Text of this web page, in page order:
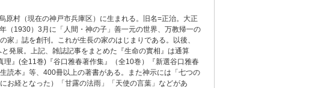
村（現在の神戸市兵庫区）に生まれる。旧名=正治。大正
（1930）3月に「人間・神の子」善一元の世界、万教帰一の
」誌を創刊。これが生長の家のはじまりである。以後、
発展。上記、雑誌記事をまとめた『生命の實相』は通算
』(全11巻)『谷口雅春著作集』（全10巻）『新選谷口雅春
読本』等、400冊以上の著書がある。また神示には「七つの
お経となった）「甘露の法雨」「天使の言葉」などがあ